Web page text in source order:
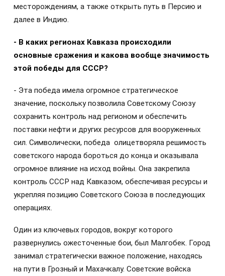
месторождениям, а также открыть путь в Персию и
далее в Индию.
- В каких регионах Кавказа происходили
основные сражения и какова вообще значимость
этой победы для СССР?
- Эта победа имела огромное стратегическое
значение, поскольку позволила Советскому Союзу
сохранить контроль над регионом и обеспечить
поставки нефти и других ресурсов для вооруженных
сил. Символически, победа олицетворяла решимость
советского народа бороться до конца и оказывала
огромное влияние на исход войны. Она закрепила
контроль СССР над Кавказом, обеспечивая ресурсы и
укрепляя позицию Советского Союза в последующих
операциях.
Один из ключевых городов, вокруг которого
развернулись ожесточенные бои, был Малгобек. Город
занимал стратегически важное положение, находясь
на пути в Грозный и Махачкалу. Советские войска